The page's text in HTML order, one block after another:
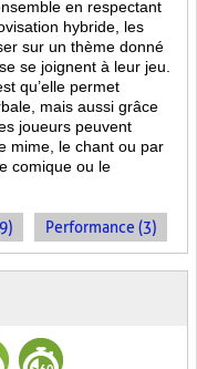
en respectant
hybride, les
sur un thème donné
se joignent à leur jeu.
qu’elle permet
mais aussi grâce
joueurs peuvent
mime, le chant ou par
comique ou le
Performance (3)